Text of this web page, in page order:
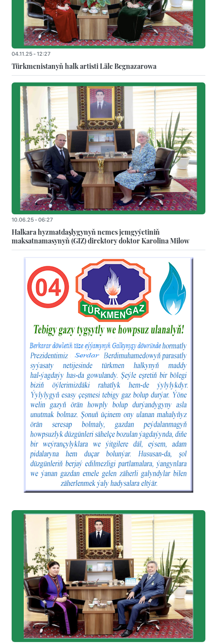
04.11.25 - 12:27
Türkmenistanyň halk artisti Läle Begnazarowa
10.06.25 - 06:27
Halkara hyzmatdaşlygynyň nemes jemgyýetiniň
maksatnamasynyň (GIZ) direktory doktor Karolina Milow